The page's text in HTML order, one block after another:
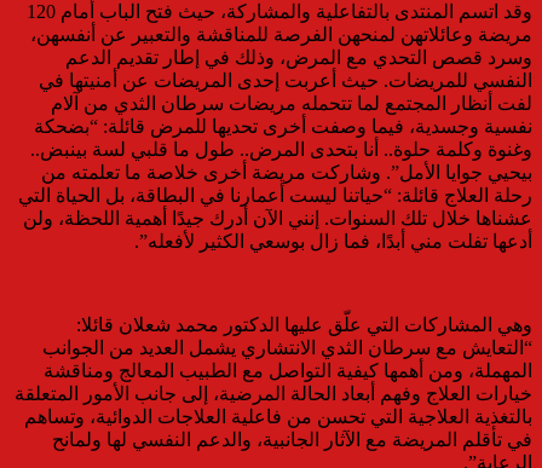
وقد اتسم المنتدى بالتفاعلية والمشاركة، حيث فتح الباب أمام 120
مريضة وعائلاتهن لمنحهن الفرصة للمناقشة والتعبير عن أنفسهن،
وسرد قصص التحدي مع المرض، وذلك في إطار تقديم الدعم
النفسي للمريضات. حيث أعربت إحدى المريضات عن أمنيتها في
لفت أنظار المجتمع لما تتحمله مريضات سرطان الثدي من آلام
نفسية وجسدية، فيما وصفت أخرى تحديها للمرض قائلة: “بضحكة
وغنوة وكلمة حلوة.. أنا بتحدى المرض.. طول ما قلبي لسة بينبض..
بيحيي جوايا الأمل”. وشاركت مريضة أخرى خلاصة ما تعلمته من
رحلة العلاج قائلة: “حياتنا ليست أعمارنا في البطاقة، بل الحياة التي
عشناها خلال تلك السنوات. إنني الآن أدرك جيدًا أهمية اللحظة، ولن
أدعها تفلت مني أبدًا، فما زال بوسعي الكثير لأفعله”.
وهي المشاركات التي علّق عليها الدكتور محمد شعلان قائلا:
“التعايش مع سرطان الثدي الانتشاري يشمل العديد من الجوانب
المهملة، ومن أهمها كيفية التواصل مع الطبيب المعالج ومناقشة
خيارات العلاج وفهم أبعاد الحالة المرضية، إلى جانب الأمور المتعلقة
بالتغذية العلاجية التي تحسن من فاعلية العلاجات الدوائية، وتساهم
في تأقلم المريضة مع الآثار الجانبية، والدعم النفسي لها ولمانح
الرعاية”.